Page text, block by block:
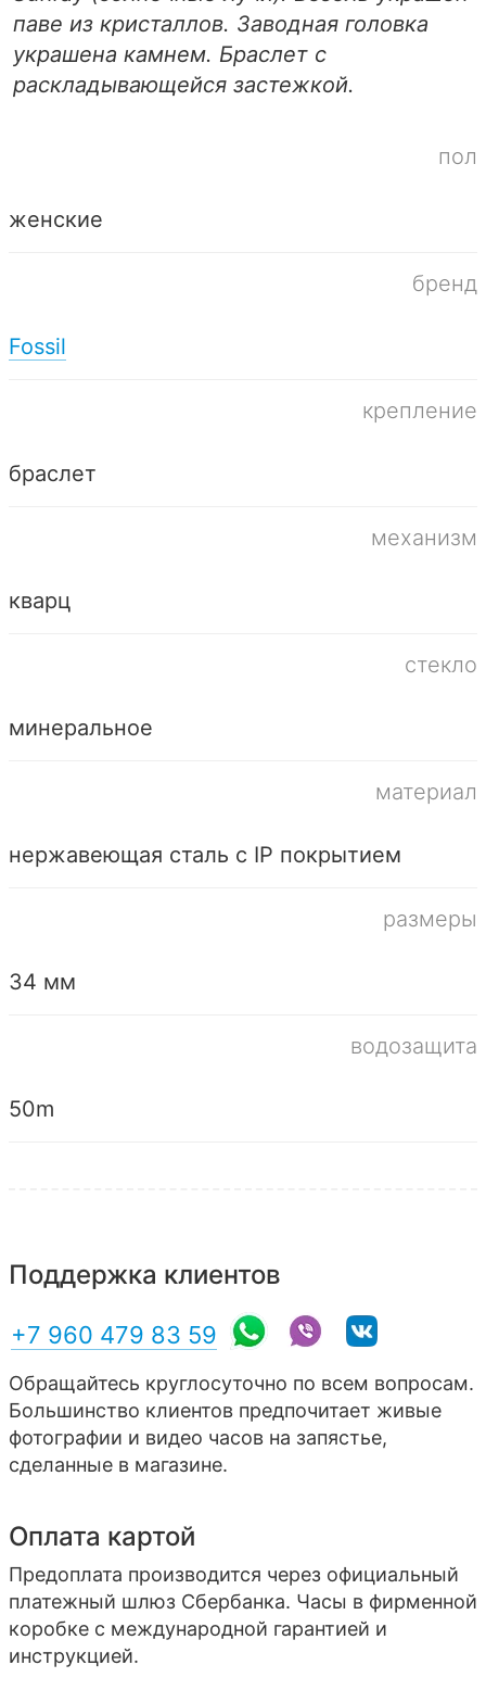
паве из кристаллов. Заводная головка
украшена камнем. Браслет с
раскладывающейся застежкой.
пол
женские
бренд
Fossil
крепление
браслет
механизм
кварц
стекло
минеральное
материал
нержавеющая сталь с IP покрытием
размеры
34 мм
водозащита
50m
Поддержка клиентов
+7 960 479 83 59
Обращайтесь круглосуточно по всем вопросам.
Большинство клиентов предпочитает живые
фотографии и видео часов на запястье,
сделанные в магазине.
Оплата картой
Предоплата производится через официальный
платежный шлюз Сбербанка. Часы в фирменной
коробке с международной гарантией и
инструкцией.